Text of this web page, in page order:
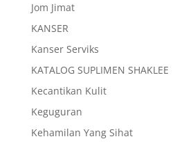
Jom Jimat
KANSER
Kanser Serviks
KATALOG SUPLIMEN SHAKLEE
Kecantikan Kulit
Keguguran
Kehamilan Yang Sihat